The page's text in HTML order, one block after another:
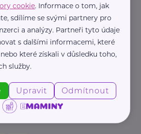
cookie. Informace o tom, jak
sdílíme se svými partnery pro
a analýzy. Partneři tyto údaje
s dalšími informacemi, které
které získali v důsledku toho,
služby.
Upravit Odmítnout